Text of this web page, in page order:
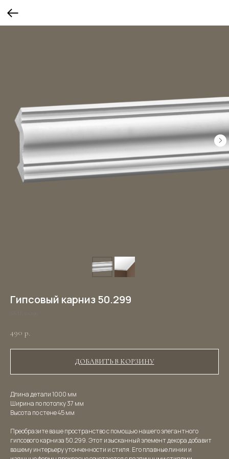
Гипсовый карниз 50.299
490 р.
ДОБАВИТЬ В КОРЗИНУ
Длина детали 1000 мм
Ширина по потолку 37 мм
Высота по стене 45 мм
Преобразите ваше пространство с помощью нашего элегантного
гипсового карниза 50.299. Этот изысканный элемент декора добавит
вашему интерьеру утонченности и стиля. Его плавные линии и